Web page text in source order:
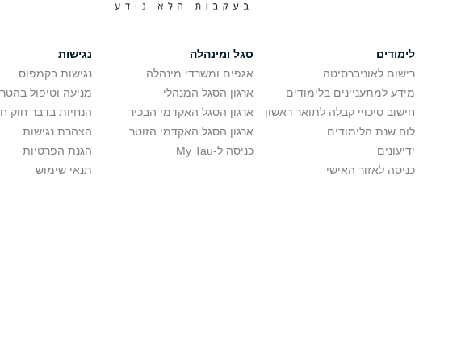
לימודים
רישום לאוניברסיטה
מידע למתעניינים בלימודים
חישוב סיכויי קבלה לתואר ראשון
לוח שנת הלימודים
ידיעונים
כניסה לאזור האישי
סגל ומינהלה
אגפים ומשרדי מינהלה
ארגון הסגל המנהלי
ארגון הסגל האקדמי הבכיר
ארגון הסגל האקדמי הזוטר
כניסה ל-My Tau
נגישות
נגישות בקמפוס
מניעה וטיפול
הנחיות בדבר חוק
הצהרת נגישות
הגנת הפרטיות
תנאי שימוש